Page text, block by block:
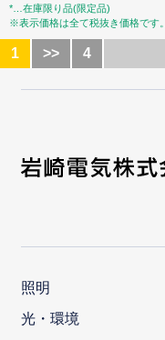
*…在庫限り品(限定品)
※表示価格は全て税抜き価格です。
1 >> 4
照明
光・環境